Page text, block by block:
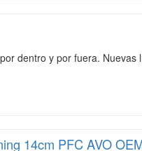
dentro y por fuera.
14cm PFC AVO